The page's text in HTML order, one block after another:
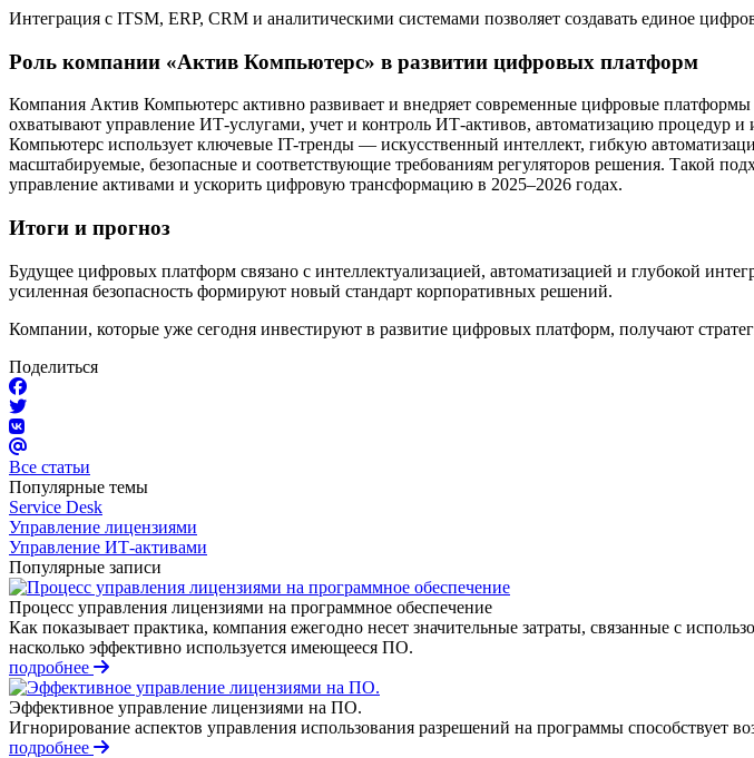
Интеграция с ITSM, ERP, CRM и аналитическими системами позволяет создавать единое
Роль компании «Актив Компьютерс» в развитии цифровых платформ
Компания Актив Компьютерс активно развивает и внедряет современные цифровые
охватывают управление ИТ-услугами, учет и контроль ИТ-активов, автоматизацию
Компьютерс использует ключевые IT-тренды — искусственный интеллект, гибкую
масштабируемые, безопасные и соответствующие требованиям регуляторов решения. Такой
управление активами и ускорить цифровую трансформацию в 2025–2026 годах.
Итоги и прогноз
Будущее цифровых платформ связано с интеллектуализацией, автоматизацией и глубокой
усиленная безопасность формируют новый стандарт корпоративных решений.
Компании, которые уже сегодня инвестируют в развитие цифровых платформ, получают
Поделиться
Все статьи
Популярные темы
Service Desk
Управление лицензиями
Управление ИТ-активами
Популярные записи
Процесс управления лицензиями на программное обеспечение
Как показывает практика, компания ежегодно несет значительные затраты, связанные с
насколько эффективно используется имеющееся ПО.
подробнее
Эффективное управление лицензиями на ПО.
Игнорирование аспектов управления использования разрешений на программы способствует
подробнее